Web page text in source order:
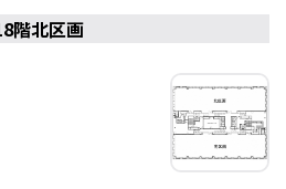
階北区画